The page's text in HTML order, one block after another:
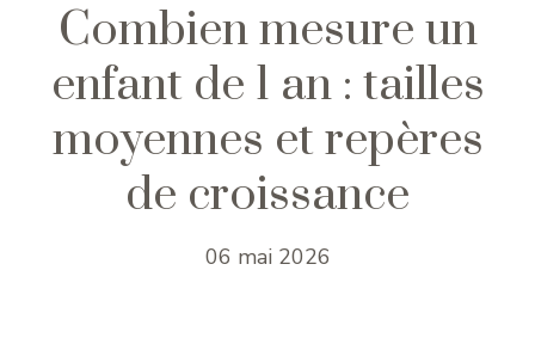
Combien mesure un
enfant de 1 an : tailles
moyennes et repères
de croissance
06 mai 2026